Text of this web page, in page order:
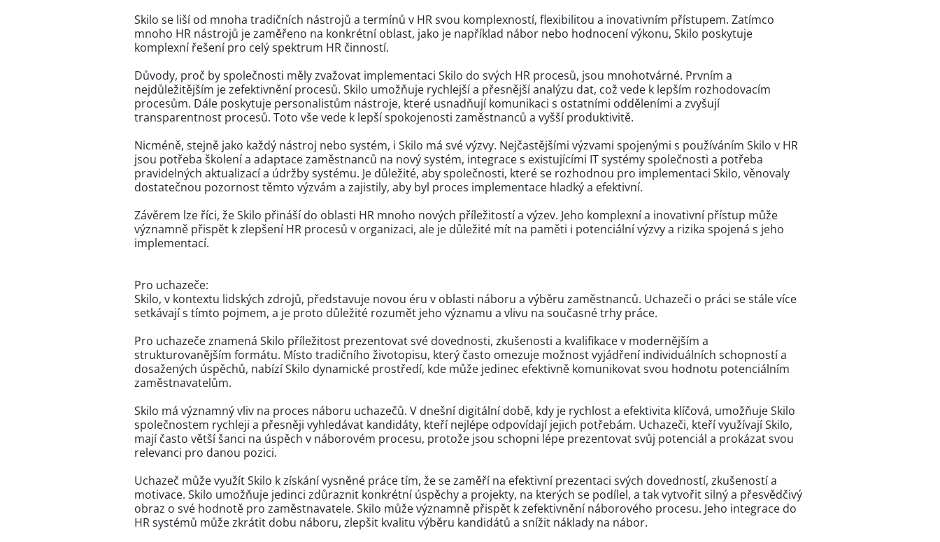
Skilo se liší od mnoha tradičních nástrojů a termínů v HR svou komplexností, flexibilitou a inovativním přístupem. Zatímco
mnoho HR nástrojů je zaměřeno na konkrétní oblast, jako je například nábor nebo hodnocení výkonu, Skilo poskytuje
komplexní řešení pro celý spektrum HR činností.
Důvody, proč by společnosti měly zvažovat implementaci Skilo do svých HR procesů, jsou mnohotvárné. Prvním a
nejdůležitějším je zefektivnění procesů. Skilo umožňuje rychlejší a přesnější analýzu dat, což vede k lepším rozhodovacím
procesům. Dále poskytuje personalistům nástroje, které usnadňují komunikaci s ostatními odděleními a zvyšují
transparentnost procesů. Toto vše vede k lepší spokojenosti zaměstnanců a vyšší produktivitě.
Nicméně, stejně jako každý nástroj nebo systém, i Skilo má své výzvy. Nejčastějšími výzvami spojenými s používáním Skilo v HR
jsou potřeba školení a adaptace zaměstnanců na nový systém, integrace s existujícími IT systémy společnosti a potřeba
pravidelných aktualizací a údržby systému. Je důležité, aby společnosti, které se rozhodnou pro implementaci Skilo, věnovaly
dostatečnou pozornost těmto výzvám a zajistily, aby byl proces implementace hladký a efektivní.
Závěrem lze říci, že Skilo přináší do oblasti HR mnoho nových příležitostí a výzev. Jeho komplexní a inovativní přístup může
významně přispět k zlepšení HR procesů v organizaci, ale je důležité mít na paměti i potenciální výzvy a rizika spojená s jeho
implementací.
Pro uchazeče:
Skilo, v kontextu lidských zdrojů, představuje novou éru v oblasti náboru a výběru zaměstnanců. Uchazeči o práci se stále více
setkávají s tímto pojmem, a je proto důležité rozumět jeho významu a vlivu na současné trhy práce.
Pro uchazeče znamená Skilo příležitost prezentovat své dovednosti, zkušenosti a kvalifikace v modernějším a
strukturovanějším formátu. Místo tradičního životopisu, který často omezuje možnost vyjádření individuálních schopností a
dosažených úspěchů, nabízí Skilo dynamické prostředí, kde může jedinec efektivně komunikovat svou hodnotu potenciálním
zaměstnavatelům.
Skilo má významný vliv na proces náboru uchazečů. V dnešní digitální době, kdy je rychlost a efektivita klíčová, umožňuje Skilo
společnostem rychleji a přesněji vyhledávat kandidáty, kteří nejlépe odpovídají jejich potřebám. Uchazeči, kteří využívají Skilo,
mají často větší šanci na úspěch v náborovém procesu, protože jsou schopni lépe prezentovat svůj potenciál a prokázat svou
relevanci pro danou pozici.
Uchazeč může využít Skilo k získání vysněné práce tím, že se zaměří na efektivní prezentaci svých dovedností, zkušeností a
motivace. Skilo umožňuje jedinci zdůraznit konkrétní úspěchy a projekty, na kterých se podílel, a tak vytvořit silný a přesvědčivý
obraz o své hodnotě pro zaměstnavatele. Skilo může významně přispět k zefektivnění náborového procesu. Jeho integrace do
HR systémů může zkrátit dobu náboru, zlepšit kvalitu výběru kandidátů a snížit náklady na nábor.